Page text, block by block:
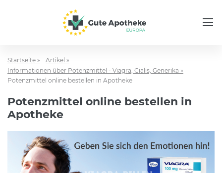
Startseite »
Artikel »
Informationen über Potenzmittel - Viagra, Cialis, Generika »
Potenzmittel online bestellen in Apotheke
Potenzmittel online bestellen in
Apotheke